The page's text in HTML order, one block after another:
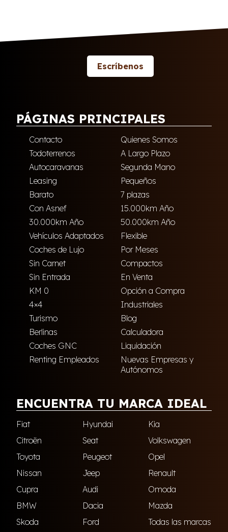
Escríbenos
PÁGINAS PRINCIPALES
Contacto
Quienes Somos
Todoterrenos
A Largo Plazo
Autocaravanas
Segunda Mano
Leasing
Pequeños
Barato
7 plazas
Con Asnef
15.000km Año
30.000km Año
50.000km Año
Vehículos Adaptados
Flexible
Coches de Lujo
Por Meses
Sin Carnet
Compactos
Sin Entrada
En Venta
KM 0
Opción a Compra
4×4
Industriales
Turismo
Blog
Berlinas
Calculadora
Coches GNC
Liquidación
Renting Empleados
Nuevas Empresas y
Autónomos
ENCUENTRA TU MARCA IDEAL
Fiat Hyundai
Kia
Citroën
Seat
Volkswagen
Toyota
Peugeot
Opel
Nissan
Jeep
Renault
Cupra
Audi
Omoda
BMW
Dacia
Mazda
Skoda
Ford Todas las marcas